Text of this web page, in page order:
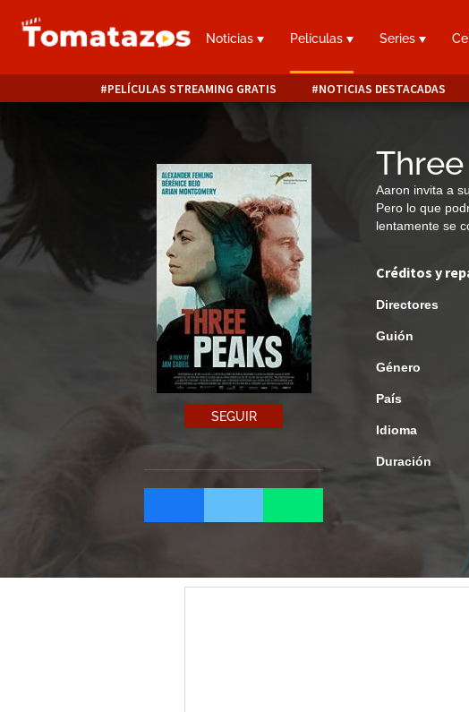
Noticias Películas Series
PELÍCULAS STREAMING GRATIS NOTICIAS DESTACADAS
SEGUIR
Aaron invita a
Pero lo que
lentamente se
Créditos y
Directores
Guión
Género
País
Idioma
Duración